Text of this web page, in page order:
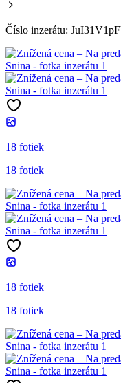
Číslo inzerátu:
18 fotiek
18 fotiek
18 fotiek
18 fotiek